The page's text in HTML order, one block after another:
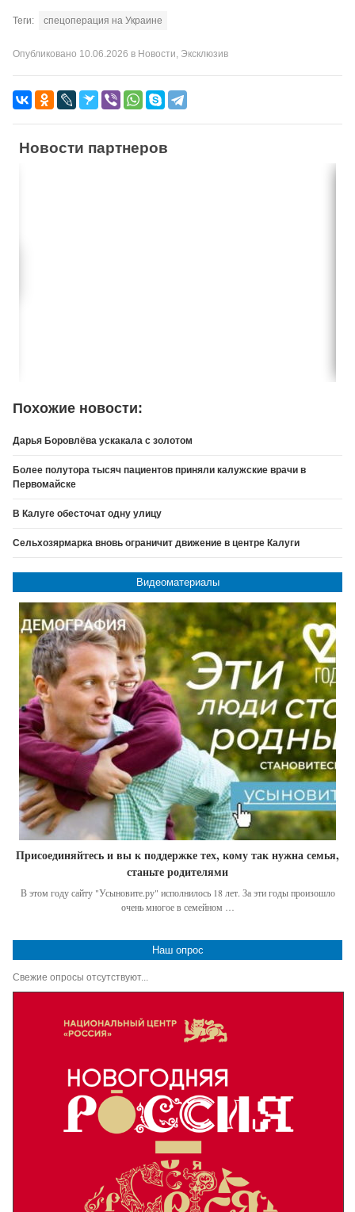
Теги: спецоперация на Украине
Опубликовано 10.06.2026 в Новости, Эксклюзив
Новости партнеров
Похожие новости:
Дарья Боровлёва ускакала с золотом
Более полутора тысяч пациентов приняли калужские врачи в
Первомайске
В Калуге обесточат одну улицу
Сельхозярмарка вновь ограничит движение в центре Калуги
Видеоматериалы
Присоединяйтесь и вы к поддержке тех, кому так нужна семья,
станьте родителями
В этом году сайту "Усыновите.ру" исполнилось 18 лет. За эти годы произошло
очень многое в семейном …
Наш опрос
Свежие опросы отсутствуют...